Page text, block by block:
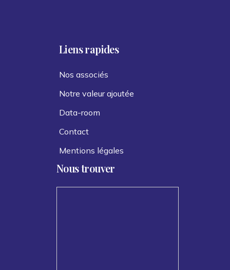
Liens rapides
Nos associés
Notre valeur ajoutée
Data-room
Contact
Mentions légales
Nous trouver